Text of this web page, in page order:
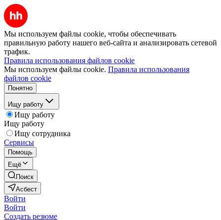
Мы используем файлы cookie, чтобы обеспечивать
правильную работу нашего веб-сайта и анализировать сетевой
трафик.
Правила использования файлов cookie
Мы используем файлы cookie. Правила использования
файлов cookie
Понятно
Ищу работу
Ищу работу
Ищу работу
Ищу сотрудника
Сервисы
Помощь
Ещё
Поиск
Асбест
Войти
Войти
Создать резюме